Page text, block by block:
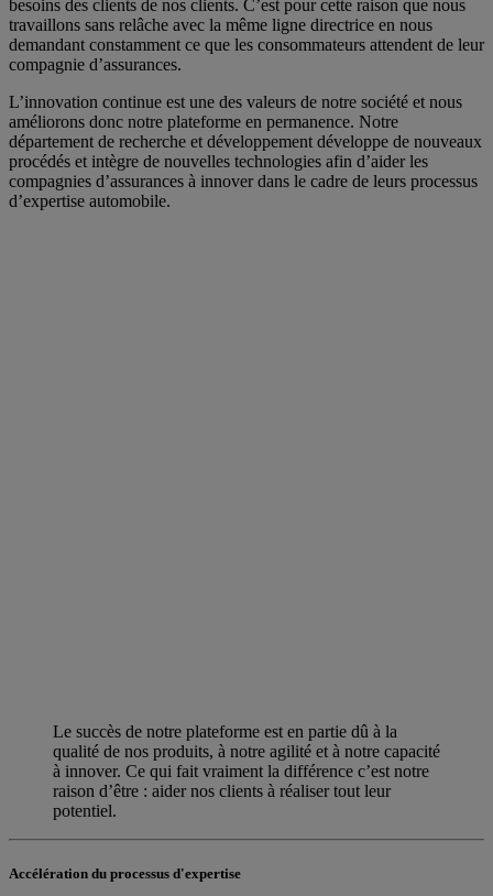
besoins des clients de nos clients. C’est pour cette raison que nous
travaillons sans relâche avec la même ligne directrice en nous
demandant constamment ce que les consommateurs attendent de leur
compagnie d’assurances.
L’innovation continue est une des valeurs de notre société et nous
améliorons donc notre plateforme en permanence. Notre
département de recherche et développement développe de nouveaux
procédés et intègre de nouvelles technologies afin d’aider les
compagnies d’assurances à innover dans le cadre de leurs processus
d’expertise automobile.
Le succès de notre plateforme est en partie dû à la
qualité de nos produits, à notre agilité et à notre capacité
à innover. Ce qui fait vraiment la différence c’est notre
raison d’être : aider nos clients à réaliser tout leur
potentiel.
Accélération du processus d'expertise